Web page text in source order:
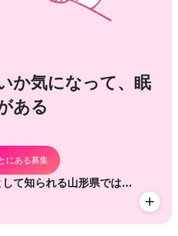
か気になって、眠
ある
にある募集
して知られる山形県では…